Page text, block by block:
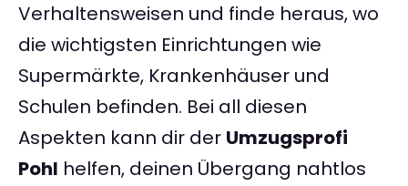
Verhaltensweisen und finde heraus, wo
die wichtigsten Einrichtungen wie
Supermärkte, Krankenhäuser und
Schulen befinden. Bei all diesen
Aspekten kann dir der Umzugsprofi
Pohl helfen, deinen Übergang nahtlos